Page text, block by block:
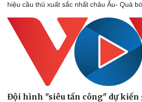
hiệu cầu thủ xuất sắc nhất châu Âu- Quả
Đội hình "siêu tấn công" dự kiến